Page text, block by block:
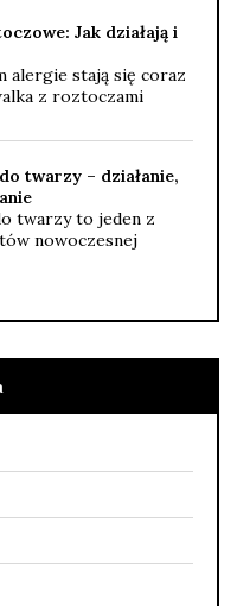
Jak działają i
alergie stają się coraz
z roztoczami
twarzy – działanie,
twarzy to jeden z
nowoczesnej